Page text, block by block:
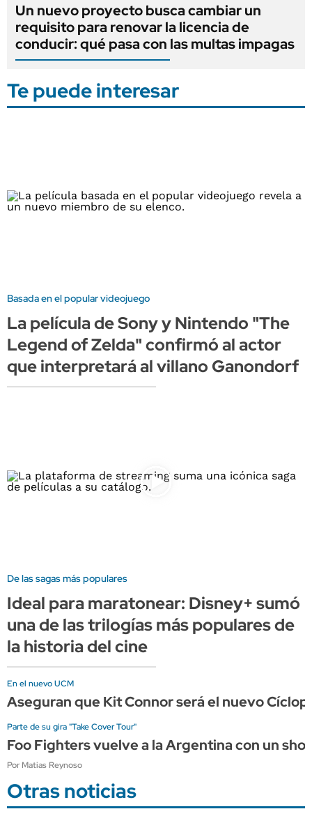
Un nuevo proyecto busca cambiar un
requisito para renovar la licencia de
conducir: qué pasa con las multas impagas
Te puede interesar
Basada en el popular videojuego
La película de Sony y Nintendo "The
Legend of Zelda" confirmó al actor
que interpretará al villano Ganondorf
De las sagas más populares
Ideal para maratonear: Disney+ sumó
una de las trilogías más populares de
la historia del cine
En el nuevo UCM
Aseguran que Kit Connor será el nuevo
Parte de su gira "Take Cover Tour"
Foo Fighters vuelve a la Argentina con un
Por Matias Reynoso
Otras noticias